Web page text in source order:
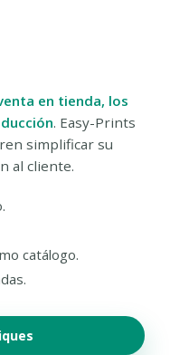
en tienda, los
. Easy-Prints
simplificar su
al cliente.
catálogo.